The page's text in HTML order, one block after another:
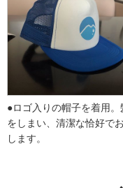
●ロゴ入りの帽子を着用。
をしまい、清潔な恰好で
します。